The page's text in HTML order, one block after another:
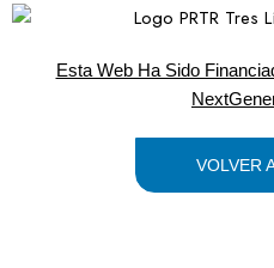
Esta Web Ha Sido
VOLVER